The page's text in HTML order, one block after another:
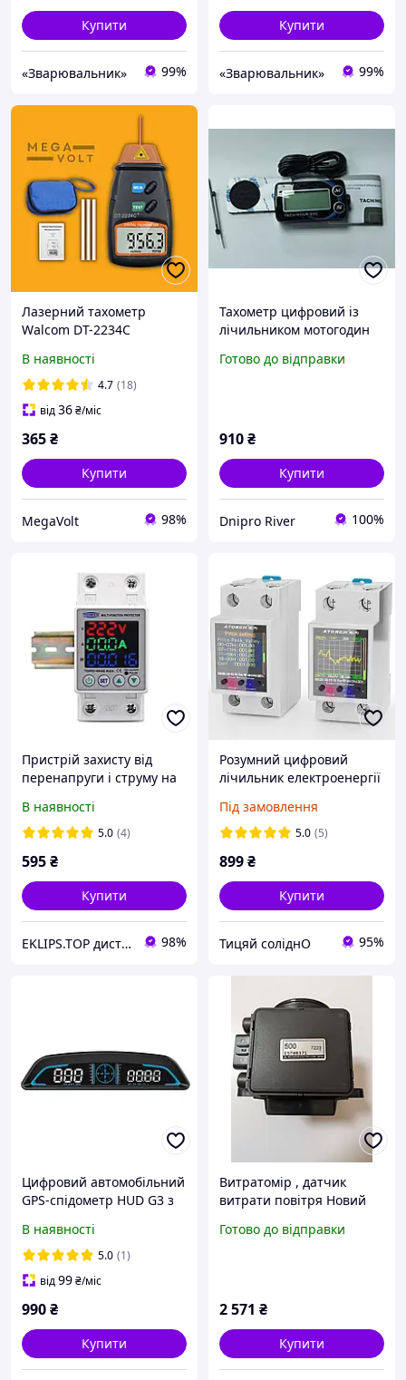
Купити
«Зварювальник» 99%
Купити
«Зварювальник» 99%
Лазерний тахометр
Walcom DT-2234C
В наявності
4.7 (18)
від36₴/міс
365₴
Купити
MegaVolt 98%
Тахометр цифровий із
лічильником мотогодин
Готово до відправки
910₴
Купити
Dnipro River 100%
Пристрій захисту від
перенапруги і струму на
кольоровим дісплеєм та
електролічильником
В наявності
5.0 (4)
595₴
Купити
EKLIPS.TOP дистанційні та автоматичні пристрої 98%
Розумний цифровий
лічильник електроенергії
GR2PW 100A для
контролю споживання
Під замовлення
5.0 (5)
899₴
Купити
Тицяй соліднО 95%
Цифровий автомобільний
GPS-спідометр HUD G3 з
В наявності
5.0 (1)
від99₴/міс
990₴
Купити
Витратомір , датчик
витрати повітря Новий
Carisma , гарантія 6
Готово до відправки
2 571 ₴
Купити